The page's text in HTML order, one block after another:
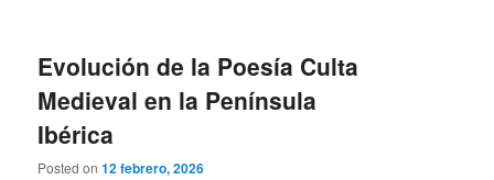
Evolución de la Poesía Culta
Medieval en la Península
Ibérica
Posted on12 febrero, 2026